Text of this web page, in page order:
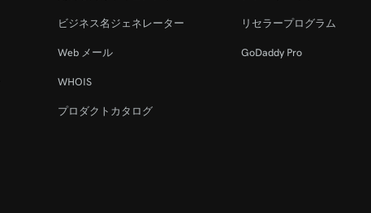
ビジネス名ジェネレーター
Web メール
WHOIS
プロダクトカタログ
リセラープログラム
GoDaddy Pro